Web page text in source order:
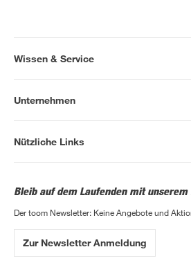
Wissen & Service
Unternehmen
Nützliche Links
Bleib auf dem Laufenden mit
Der toom Newsletter: Keine Angebote und
Zur Newsletter Anmeldung